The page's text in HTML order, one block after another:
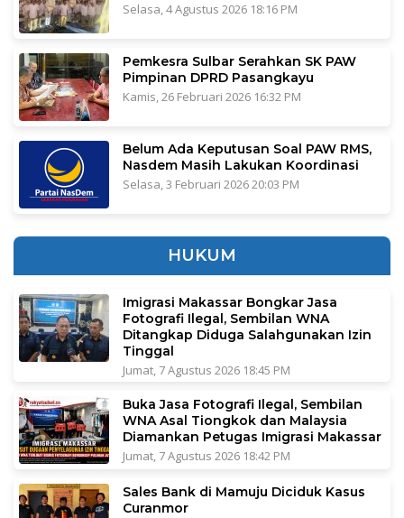
Selasa, 4 Agustus 2026 18:16 PM
Pemkesra Sulbar Serahkan SK PAW
Pimpinan DPRD Pasangkayu
Kamis, 26 Februari 2026 16:32 PM
Belum Ada Keputusan Soal PAW RMS,
Nasdem Masih Lakukan Koordinasi
Selasa, 3 Februari 2026 20:03 PM
HUKUM
Imigrasi Makassar Bongkar Jasa
Fotografi Ilegal, Sembilan WNA
Ditangkap Diduga Salahgunakan Izin
Tinggal
Jumat, 7 Agustus 2026 18:45 PM
Buka Jasa Fotografi Ilegal, Sembilan
WNA Asal Tiongkok dan Malaysia
Diamankan Petugas Imigrasi Makassar
Jumat, 7 Agustus 2026 18:42 PM
Sales Bank di Mamuju Diciduk Kasus
Curanmor